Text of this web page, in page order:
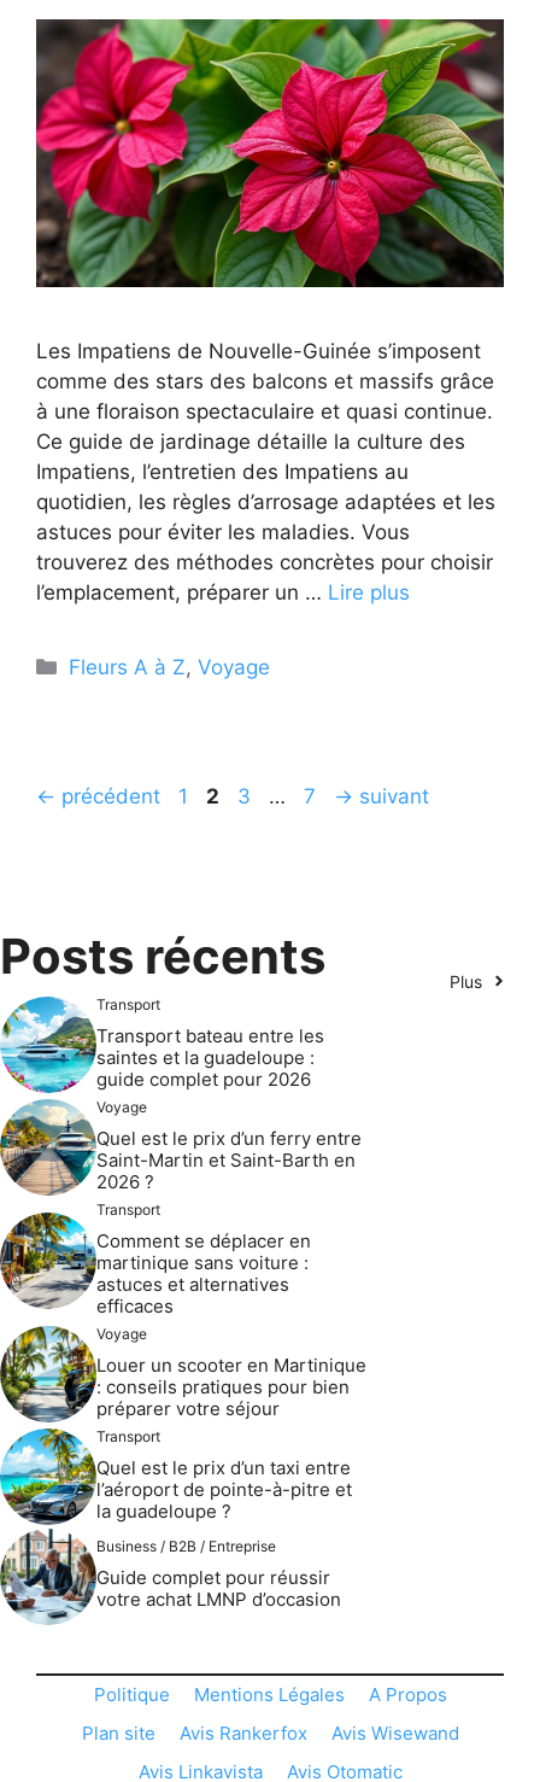
Les Impatiens de Nouvelle-Guinée s’imposent
comme des stars des balcons et massifs grâce
à une floraison spectaculaire et quasi continue.
Ce guide de jardinage détaille la culture des
Impatiens, l’entretien des Impatiens au
quotidien, les règles d’arrosage adaptées et les
astuces pour éviter les maladies. Vous
trouverez des méthodes concrètes pour choisir
l’emplacement, préparer un … Lire plus
Catégories
Fleurs A à Z,Voyage
← précédent Page
1 Page
2 Page
3 … Page
7 → suivant
Posts récents Plus
Transport
Transport bateau entre les
saintes et la guadeloupe :
guide complet pour 2026
Voyage
Quel est le prix d’un ferry entre
Saint-Martin et Saint-Barth en
2026 ?
Transport
Comment se déplacer en
martinique sans voiture :
astuces et alternatives
efficaces
Voyage
Louer un scooter en Martinique
: conseils pratiques pour bien
préparer votre séjour
Transport
Quel est le prix d’un taxi entre
l’aéroport de pointe-à-pitre et
la guadeloupe ?
Business / B2B / Entreprise
Guide complet pour réussir
votre achat LMNP d’occasion
Politique Mentions Légales
A Propos
Plan site
Avis Rankerfox
Avis Wisewand
Avis Linkavista
Avis Otomatic